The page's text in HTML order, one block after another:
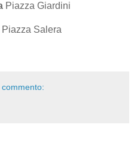
Piazza Giardini
Piazza Salera
commento: